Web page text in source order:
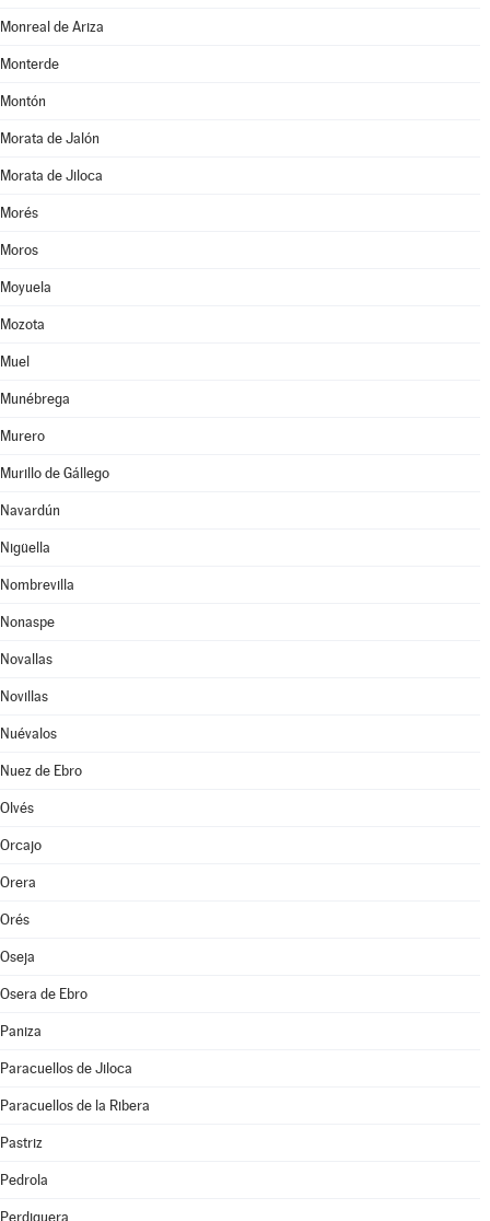
Monreal de Ariza
Monterde
Montón
Morata de Jalón
Morata de Jiloca
Morés
Moros
Moyuela
Mozota
Muel
Munébrega
Murero
Murillo de Gállego
Navardún
Nigüella
Nombrevilla
Nonaspe
Novallas
Novillas
Nuévalos
Nuez de Ebro
Olvés
Orcajo
Orera
Orés
Oseja
Osera de Ebro
Paniza
Paracuellos de Jiloca
Paracuellos de la Ribera
Pastriz
Pedrola
Perdiguera